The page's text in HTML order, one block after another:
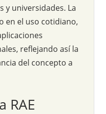
y universidades. La
en el uso cotidiano,
reflejando así la
del concepto a
RAE